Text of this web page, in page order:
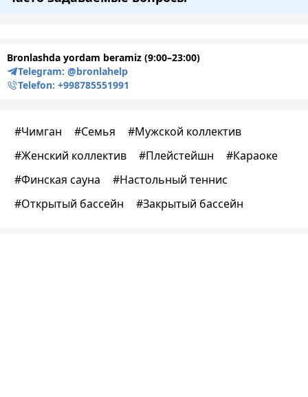
Bronlashda yordam beramiz (9:00–23:00)
Telegram: @bronlahelp
Telefon: +998785551991
#Чимган #Семья #Мужской коллектив
#Женский коллектив #Плейстейшн #Караоке
#Финская сауна #Настольный теннис
#Открытый бассейн #Закрытый бассейн